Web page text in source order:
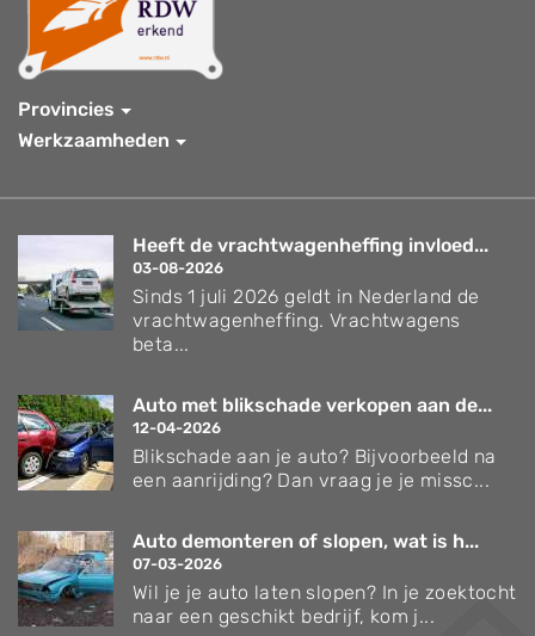
Provincies
Werkzaamheden
Heeft de vrachtwagenheffing invloed...
03-08-2026
Sinds 1 juli 2026 geldt in Nederland de
vrachtwagenheffing. Vrachtwagens
beta...
Auto met blikschade verkopen aan de...
12-04-2026
Blikschade aan je auto? Bijvoorbeeld na
een aanrijding? Dan vraag je je missc...
Auto demonteren of slopen, wat is h...
07-03-2026
Wil je je auto laten slopen? In je zoektocht
naar een geschikt bedrijf, kom j...